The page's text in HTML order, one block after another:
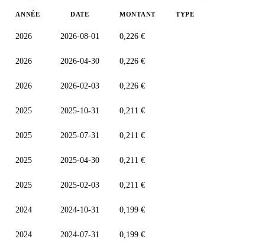
ANNÉE DATE MONTANT TYPE
2026 2026-08-01 0,226 €
2026 2026-04-30 0,226 €
2026 2026-02-03 0,226 €
2025 2025-10-31 0,211 €
2025 2025-07-31 0,211 €
2025 2025-04-30 0,211 €
2025 2025-02-03 0,211 €
2024 2024-10-31 0,199 €
2024 2024-07-31 0,199 €